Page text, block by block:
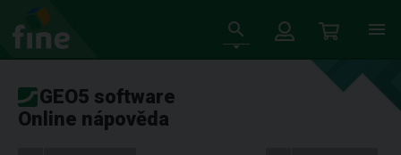
GEO5 software
Online nápověda